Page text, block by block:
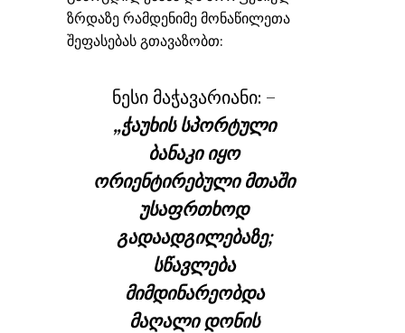
ზრდაზე რამდენიმე მონაწილეთა
შეფასებას გთავაზობთ:
ნესი მაჭავარიანი: –
„ჭაუხის სპორტული
ბანაკი იყო
ორიენტირებული მთაში
უსაფრთხოდ
გადაადგილებაზე;
სწავლება
მიმდინარეობდა
მაღალი დონის